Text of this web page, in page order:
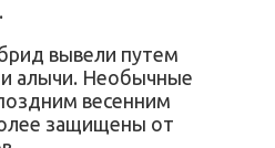
вывели путем
и алычи. Необычные
весенним
защищены от